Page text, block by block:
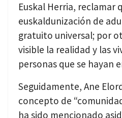
Euskal Herria, reclamar
euskaldunización de
gratuito universal; por
visible la realidad y las
personas que se hayan
Seguidamente, Ane
concepto de
ha sido mencionado